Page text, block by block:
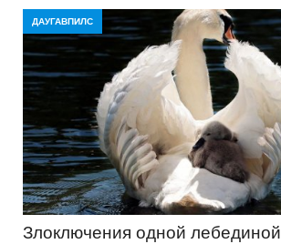
ДАУГАВПИЛС
Злоключения одной